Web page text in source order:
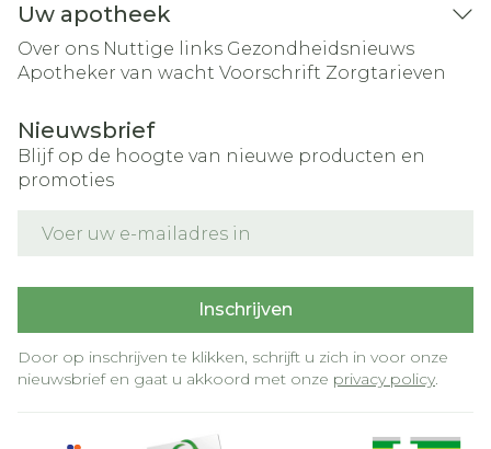
Uw apotheek
Over ons Nuttige links Gezondheidsnieuws
Apotheker van wacht Voorschrift Zorgtarieven
Nieuwsbrief
Blijf op de hoogte van nieuwe producten en
promoties
Inschrijven
Door op inschrijven te klikken, schrijft u zich in voor onze
nieuwsbrief en gaat u akkoord met onze privacy policy.